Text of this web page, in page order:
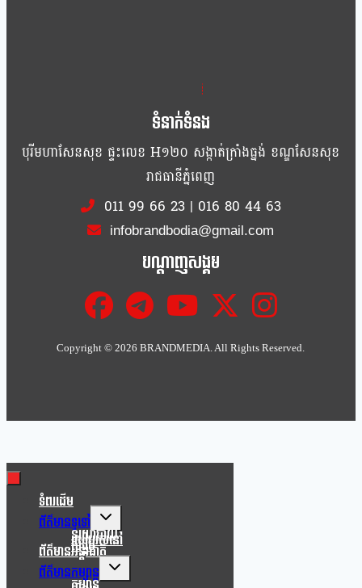
ខ្លឹម ខ្លី រហ័ស
ទំនាក់ទំនង
បុរីមហាសែនសុខ ផ្ទះលេខ H១២០ សង្កាត់ក្រាំងធ្នង់ ខណ្ឌសែនសុខ
រាជធានីភ្នំពេញ
011 99 66 23| 016 80 44 63
infobrandbodia@gmail.com
បណ្ដាញសង្គម
Copyright ©2026 BRANDMEDIA. All Rights Reserved.
ទំពរដើម
ព័ត៌មានទូទៅ
Toggle
menu
នយោបាយ
របៀបរស់នៅ
សង្គម
ព័ត៌មានអន្តរជាតិ
ព័ត៌មានកម្សាន្ត
Toggle